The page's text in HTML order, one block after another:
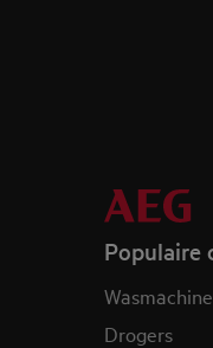
Populaire
Drogers